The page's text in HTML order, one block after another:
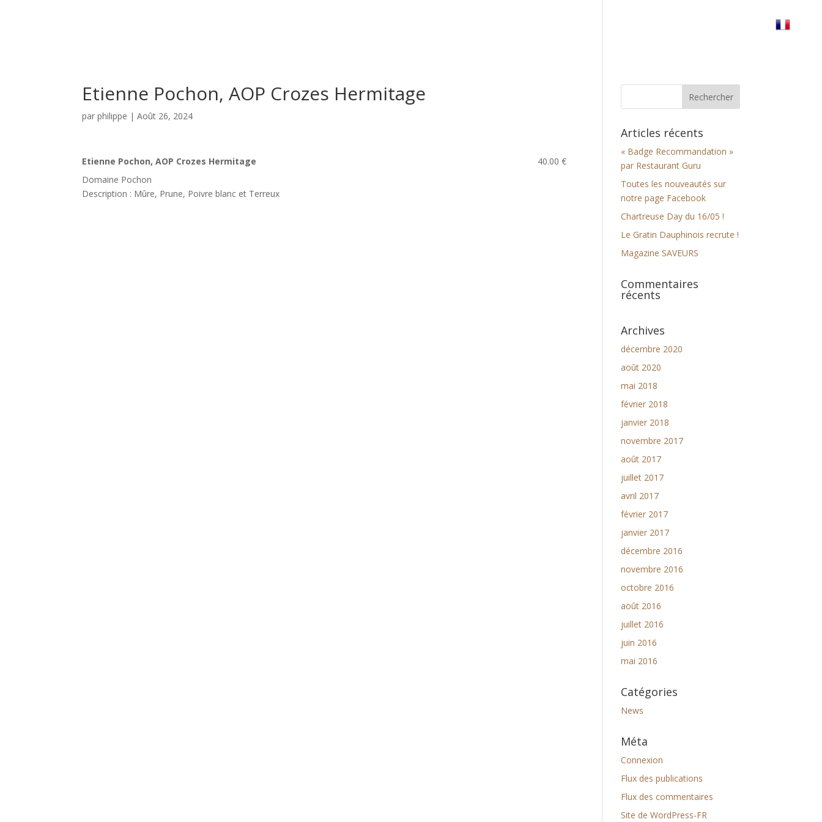
Etienne Pochon, AOP Crozes Hermitage
parphilippe |Août 26, 2024
Etienne Pochon, AOP Crozes Hermitage
40.00 €
Domaine Pochon
Description : Mûre, Prune, Poivre blanc et Terreux
Articles récents
« Badge Recommandation »
par Restaurant Guru
Toutes les nouveautés sur
notre page Facebook
Chartreuse Day du 16/05 !
Le Gratin Dauphinois recrute !
Magazine SAVEURS
Commentaires
récents
Archives
décembre 2020
août 2020
mai 2018
février 2018
janvier 2018
novembre 2017
août 2017
juillet 2017
avril 2017
février 2017
janvier 2017
décembre 2016
novembre 2016
octobre 2016
août 2016
juillet 2016
juin 2016
mai 2016
Catégories
News
Méta
Connexion
Flux des publications
Flux des commentaires
Site de WordPress-FR